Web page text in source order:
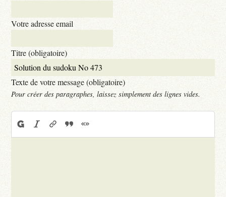
Votre adresse email
Titre (obligatoire)
Texte de votre message (obligatoire)
Pour créer des paragraphes, laissez simplement des lignes vides.